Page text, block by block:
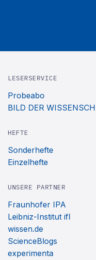
LESERSERVICE
Probeabo
BILD DER
HEFTE
Sonderhefte
Einzelhefte
UNSERE PARTNER
Fraunhofer IPA
Leibniz-Institut ifl
wissen.de
ScienceBlogs
experimenta